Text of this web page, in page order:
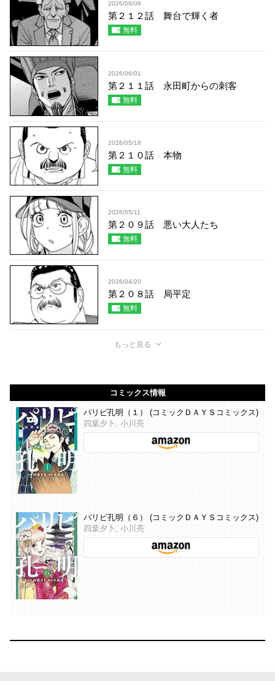
2026/06/08
第２１２話 舞台で輝く者
無料
2026/06/01
第２１１話 永田町からの刺客
無料
2026/05/18
第２１０話 本物
無料
2026/05/11
第２０９話 悪い大人たち
無料
2026/04/20
第２０８話 局平定
無料
もっと見る
コミックス情報
パリピ孔明（１） (コミックＤＡＹＳコミックス)
四葉夕卜, 小川亮
パリピ孔明（６） (コミックＤＡＹＳコミックス)
四葉夕卜, 小川亮